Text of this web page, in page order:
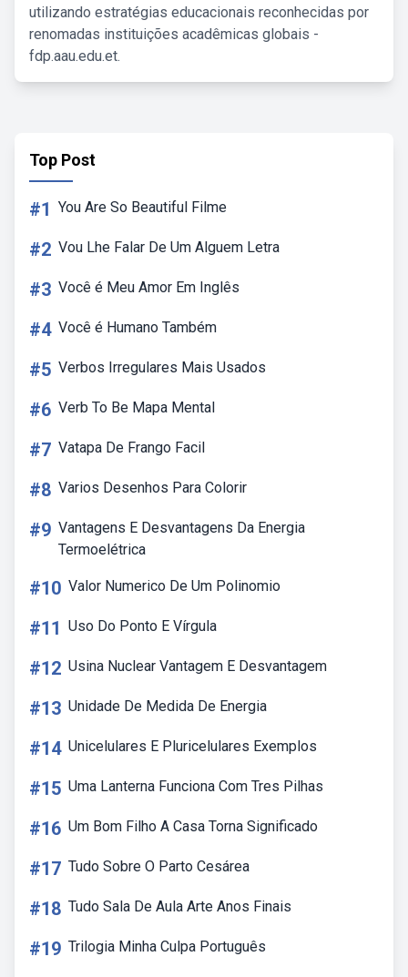
utilizando estratégias educacionais reconhecidas por
renomadas instituições acadêmicas globais -
fdp.aau.edu.et.
Top Post
#1 You Are So Beautiful Filme
#2 Vou Lhe Falar De Um Alguem Letra
#3 Você é Meu Amor Em Inglês
#4 Você é Humano Também
#5 Verbos Irregulares Mais Usados
#6 Verb To Be Mapa Mental
#7 Vatapa De Frango Facil
#8 Varios Desenhos Para Colorir
#9 Vantagens E Desvantagens Da Energia
Termoelétrica
#10 Valor Numerico De Um Polinomio
#11 Uso Do Ponto E Vírgula
#12 Usina Nuclear Vantagem E Desvantagem
#13 Unidade De Medida De Energia
#14 Unicelulares E Pluricelulares Exemplos
#15 Uma Lanterna Funciona Com Tres Pilhas
#16 Um Bom Filho A Casa Torna Significado
#17 Tudo Sobre O Parto Cesárea
#18 Tudo Sala De Aula Arte Anos Finais
#19 Trilogia Minha Culpa Português